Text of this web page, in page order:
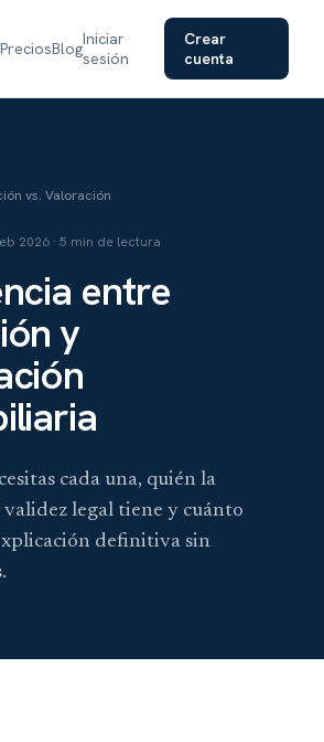
PreciosBlogIniciar
sesión
Crear
cuenta
vs. Valoración
2026 · 5 min de lectura
entre
y
cada una, quién la
validez legal tiene y cuánto
definitiva sin